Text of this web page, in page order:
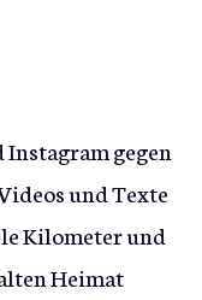
gegen
und Texte
Kilometer und
Heimat